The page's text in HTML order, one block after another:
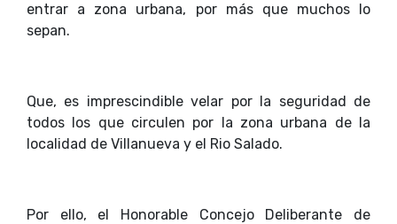
entrar a zona urbana, por más que muchos lo
sepan.
Que, es imprescindible velar por la seguridad de
todos los que circulen por la zona urbana de la
localidad de Villanueva y el Rio Salado.
Por ello, el Honorable Concejo Deliberante de